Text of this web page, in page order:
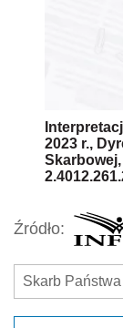
2023 r.,
Źródło:
Skarb Państwa